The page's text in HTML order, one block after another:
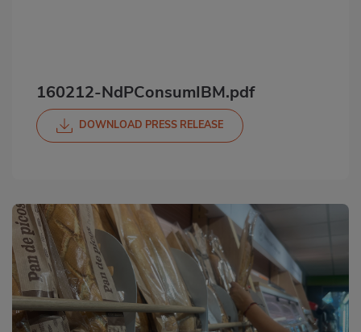
160212-NdPConsumIBM.pdf
DOWNLOAD PRESS RELEASE